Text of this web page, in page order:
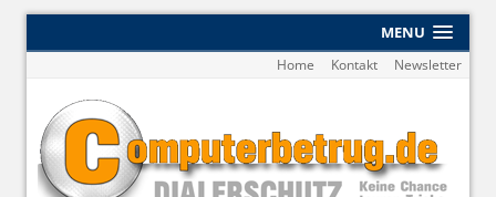
MENU
Home Kontakt Newsletter